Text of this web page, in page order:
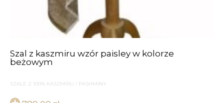
Szal z kaszmiru wzór paisley w kolorze
beżowym
SZALE Z 100% KASZMIRU / PASHMINY